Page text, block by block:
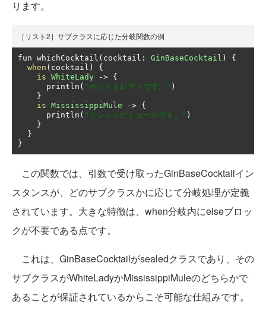
ります。
［リスト2］サブクラスに応じた分岐関数の例
fun whichCocktail ( cocktail : GinBaseCocktail )
{
when ( cocktail )
{
is WhiteLady -> {
      println
( "ホワイトレディです。" )
}
is MississippiMule -> {
      println
( "ミシシッピミュールです。" )
}
}
}
この関数では、引数で受け取ったGinBaseCocktailイン
スタンスが、どのサブクラスかに応じて分岐処理が定義
されています。大きな特徴は、when分岐内にelseブロッ
クが不要である点です。
これは、GinBaseCocktailがsealedクラスであり、その
サブクラスがWhiteLadyかMississippiMuleのどちらかで
あることが保証されているからこそ可能な仕組みです。